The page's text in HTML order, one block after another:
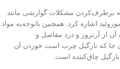
برطرف‌کردن مشکلات گوارشی مانند
اشاره کرد. همچنین باتوجه‌به مواد
از آرتروز و درد مفاصل و
جا که نارگیل چرب است خوردن آن
چاق‌کننده است.